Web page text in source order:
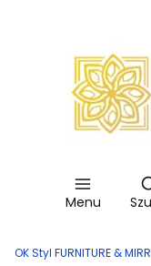
Menu
OK Styl FURNITURE &